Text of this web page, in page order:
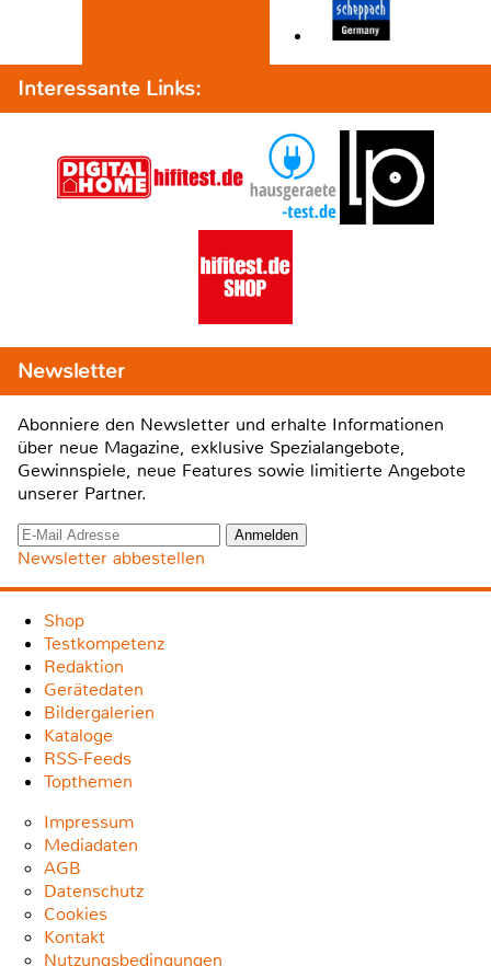
Interessante Links:
Newsletter
Abonniere den Newsletter und erhalte Informationen
über neue Magazine, exklusive Spezialangebote,
Gewinnspiele, neue Features sowie limitierte Angebote
unserer Partner.
Newsletter abbestellen
Shop
Testkompetenz
Redaktion
Gerätedaten
Bildergalerien
Kataloge
RSS-Feeds
Topthemen
Impressum
Mediadaten
AGB
Datenschutz
Cookies
Kontakt
Nutzungsbedingungen